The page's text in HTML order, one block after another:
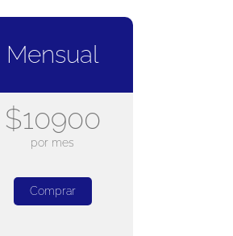
Mensual
$10900
por mes
Comprar